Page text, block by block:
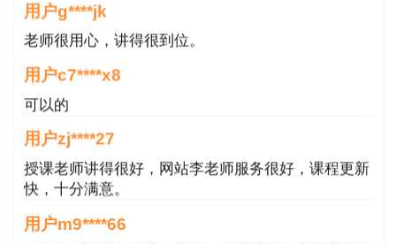
用户g****jk
老师很用心，讲得很到位。
用户c7****x8
可以的
用户zj****27
授课老师讲得很好，网站李老师服务很好，课程更新
快，十分满意。
用户m9****66